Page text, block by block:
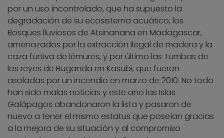
por un uso incontrolado, que ha supuesto la
degradación de su ecosistema acuático; los
Bosques lluviosos de Atsinanana en Madagascar,
amenazados por la extracción ilegal de madera y la
caza furtiva de lémures, y por último las Tumbas de
los reyes de Buganda en Kasubi, que fueron
asoladas por un incendio en marzo de 2010. No todo
han sido malas noticias y este año las Islas
Galápagos abandonaron la lista y pasaron de
nuevo a tener el mismo estatus que poseían gracias
a la mejora de su situación y al compromiso